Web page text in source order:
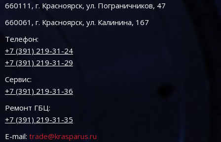
660111, г. Красноярск, ул. Пограничников, 47
660061, г. Красноярск, ул. Калинина, 167
Телефон:
+7 (391) 219-31-24
+7 (391) 219-31-29
Сервис:
+7 (391) 219-31-36
Ремонт ГБЦ:
+7 (391) 219-31-35
E-mail: trade@krasparus.ru